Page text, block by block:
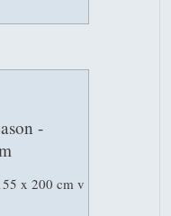
-
x 200 cm v